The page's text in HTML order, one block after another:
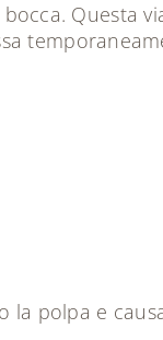
Questa
polpa e